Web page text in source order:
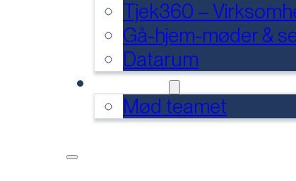
Tjek360 –
Gå-hjem-møder &
Datarum
Mød teamet